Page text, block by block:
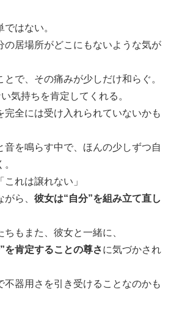
はない。
の居場所がどこにもないような気が
で、その痛みが少しだけ和らぐ。
気持ちを肯定してくれる。
完全には受け入れられていないかも
音を鳴らす中で、ほんの少しずつ自
これは譲れない」
ら、 彼女は“自分”を組み立て直し
もまた、彼女と一緒に、
を肯定することの尊さに気づかされ
不器用さを引き受けることなのかも